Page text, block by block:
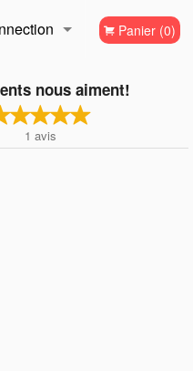
Panier (0)
nous aiment!
1 avis